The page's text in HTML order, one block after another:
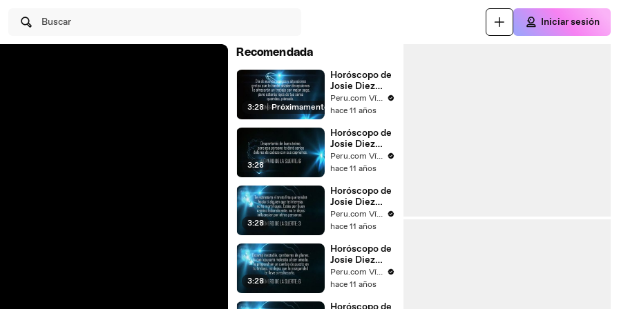
Buscar Iniciar sesión
Recomendada
3:28 | Próximamente
Horóscopo de
Josie Diez
Canseco para
el día 14 de
2015
Peru.com Vídeos
hace 11 años
3:28
Horóscopo de
Josie Diez
Canseco para
el día 15 de
2015
Peru.com Vídeos
hace 11 años
3:28
Horóscopo de
Josie Diez
Canseco para
el día 09 de
2015
Peru.com Vídeos
hace 11 años
3:28
Horóscopo de
Josie Diez
Canseco para
el día 08 de
2015
Peru.com Vídeos
hace 11 años